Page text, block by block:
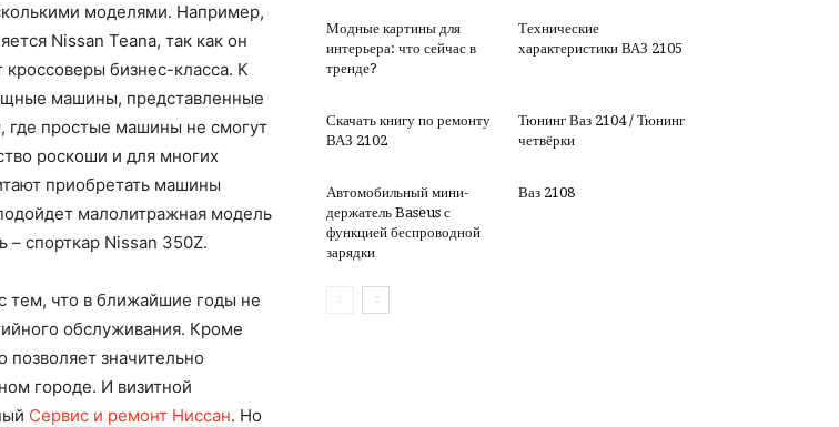
обслуживание
моделями. Например,
Nissan Teana, так как он
бизнес-класса. К
машины, представленные
где простые машины не смогут
роскоши и для многих
приобретать машины
малолитражная модель
спорткар Nissan 350Z.
тем, что в ближайшие годы не
обслуживания. Кроме
значительно
городе. И визитной
Сервис и ремонт Ниссан. Но
Модные картины для
интерьера: что сейчас в
тренде?
Технические
характеристики ВАЗ 2105
Скачать книгу по ремонту
ВАЗ 2102
Тюнинг Ваз 2104 / Тюнинг
четвёрки
Автомобильный мини-
держатель Baseus с
функцией беспроводной
зарядки
Ваз 2108